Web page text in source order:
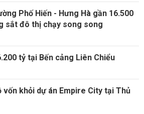
Phố Hiến - Hưng Hà gần 16.500
sắt đô thị chạy song song
tỷ tại Bến cảng Liên Chiểu
khỏi dự án Empire City tại Thủ